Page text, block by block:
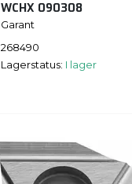
WCHX 090308
Garant
268490
Lagerstatus: I lager